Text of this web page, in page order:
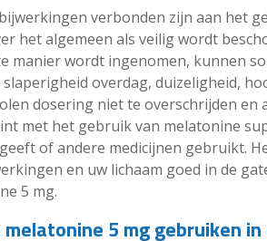
verbonden zijn aan het
het algemeen als veilig wordt
manier wordt ingenomen, kunnen
overdag, duizeligheid,
dosering niet te overschrijden en
met het gebruik van melatonine
of andere medicijnen gebruikt.
en uw lichaam goed in de
5 mg.
melatonine 5 mg gebruiken